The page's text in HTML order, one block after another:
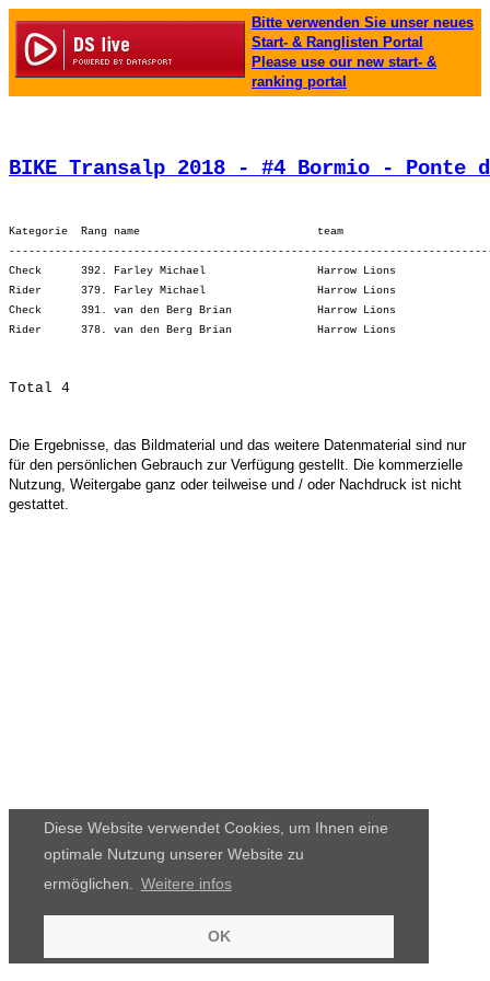
Diese Website verwendet Cookies, um Ihnen eine
optimale Nutzung unserer Website zu
ermöglichen.
Weitere infos
OK
Bitte verwenden Sie unser neues
Start- & Ranglisten Portal
Please use our new start- &
ranking portal
BIKE Transalp 2018 - #4 Bormio - Ponte
Kategorie  Rang name                           team
Check      392. Farley Michael                 Harrow Lions
Rider      379. Farley Michael                 Harrow Lions
Check      391. van den Berg Brian             Harrow Lions
Die Ergebnisse, das Bildmaterial und das weitere Datenmaterial sind nur
für den persönlichen Gebrauch zur Verfügung gestellt. Die kommerzielle
Nutzung, Weitergabe ganz oder teilweise und / oder Nachdruck ist nicht
gestattet.